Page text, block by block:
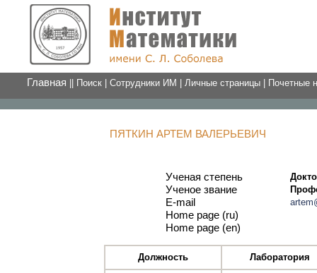
Главная Поиск |Сотрудники ИМ |Личные страницы Почетные
ПЯТКИН АРТЕМ ВАЛЕРЬЕВИЧ
Ученая степень
Ученое звание
E-mail
Home page (ru)
Home page (en)
Должность Лаборатория